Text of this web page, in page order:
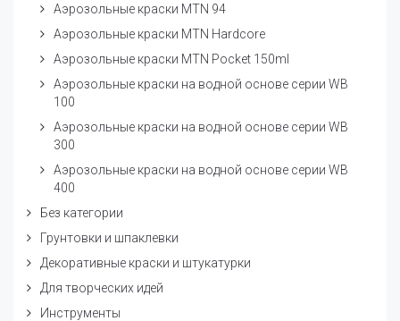
Аэрозольные краски MTN 94
Аэрозольные краски MTN Hardcore
Аэрозольные краски MTN Pocket 150ml
Аэрозольные краски на водной основе серии WB
100
Аэрозольные краски на водной основе серии WB
300
Аэрозольные краски на водной основе серии WB
400
Без категории
Грунтовки и шпаклевки
Декоративные краски и штукатурки
Для творческих идей
Инструменты